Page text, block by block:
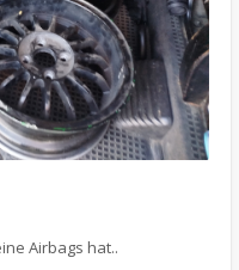
Airbags hat..